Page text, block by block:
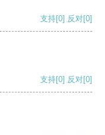
支持[0] 反对[0]
支持[0] 反对[0]